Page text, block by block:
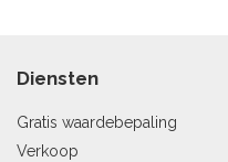
Diensten
Gratis waardebepaling
Verkoop